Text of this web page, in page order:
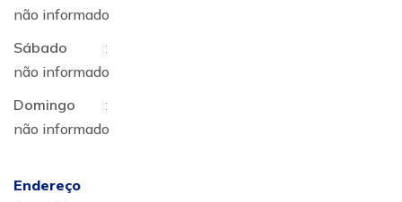
não informado
Sábado
:
não informado
Domingo
:
não informado
Endereço